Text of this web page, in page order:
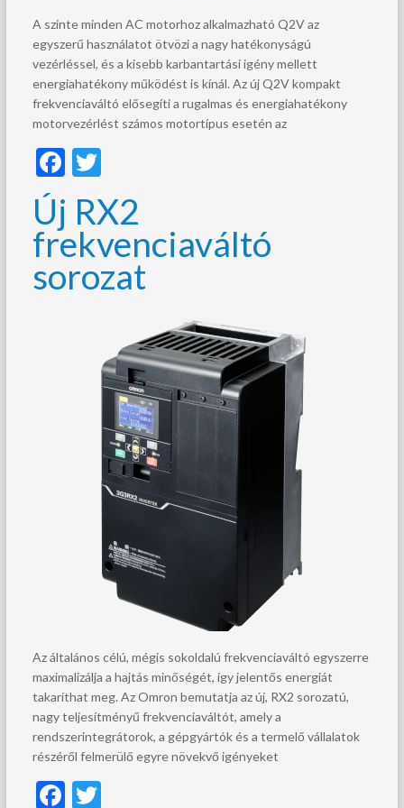
A szinte minden AC motorhoz alkalmazható Q2V az
egyszerű használatot ötvözi a nagy hatékonyságú
vezérléssel, és a kisebb karbantartási igény mellett
energiahatékony működést is kínál. Az új Q2V kompakt
frekvenciaváltó elősegíti a rugalmas és energiahatékony
motorvezérlést számos motortípus esetén az
F
ac
e
b
o
T
w
itt
er
Új RX2
frekvenciaváltó
sorozat
Az általános célú, mégis sokoldalú frekvenciaváltó egyszerre
maximalizálja a hajtás minőségét, így jelentős energiát
takaríthat meg. Az Omron bemutatja az új, RX2 sorozatú,
nagy teljesítményű frekvenciaváltót, amely a
rendszerintegrátorok, a gépgyártók és a termelő vállalatok
részéről felmerülő egyre növekvő igényeket
F T